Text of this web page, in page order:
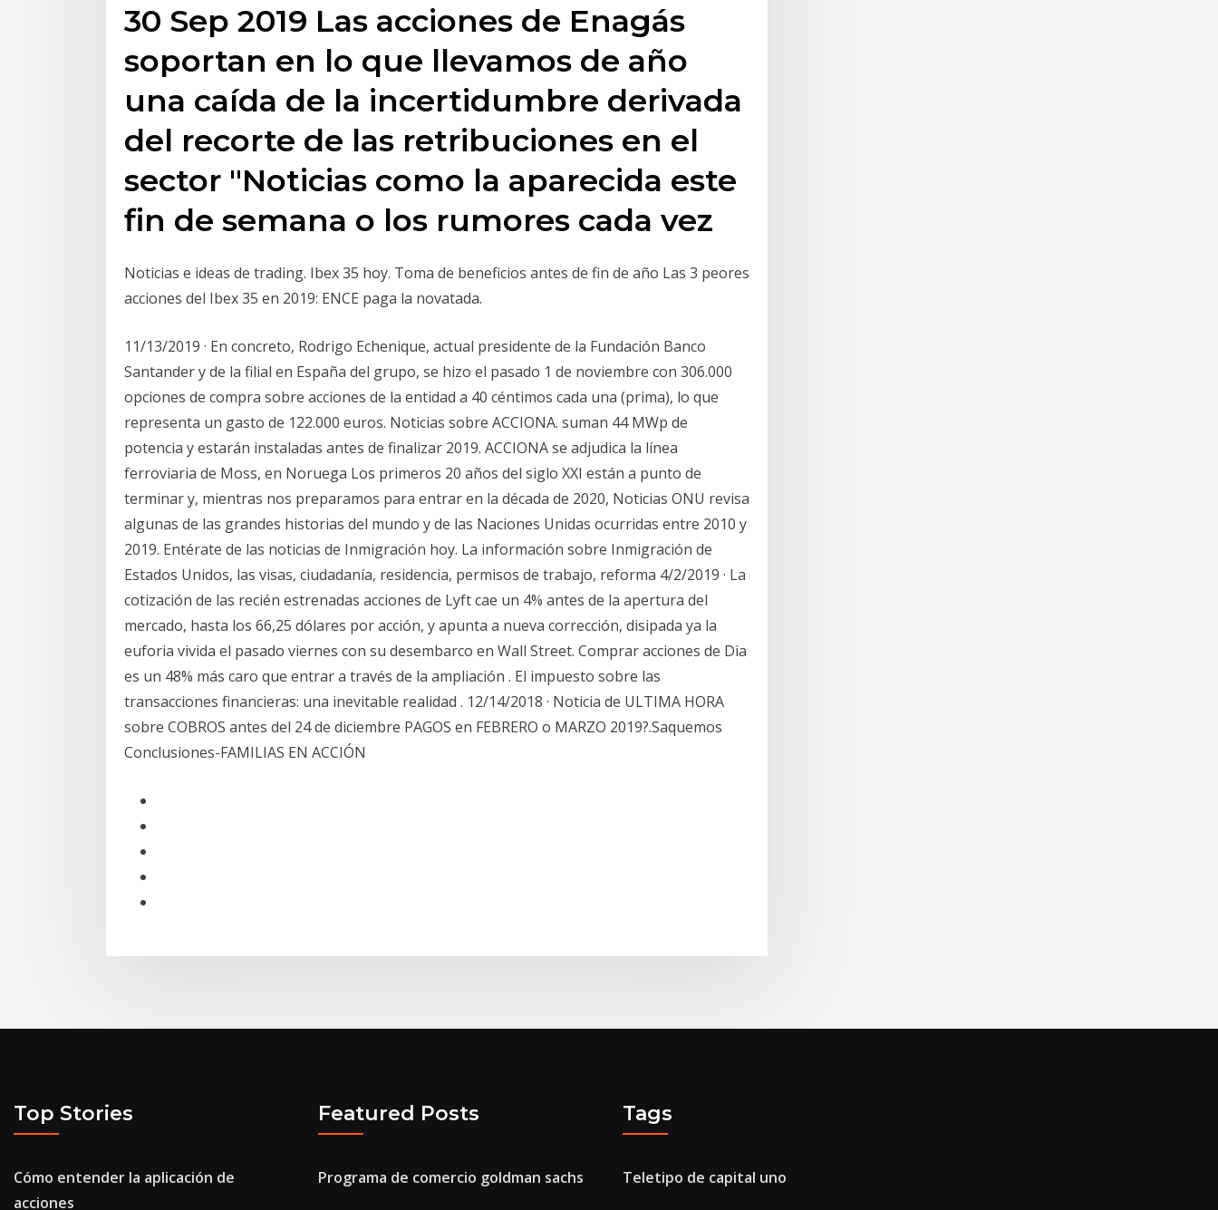
30 Sep 2019 Las acciones de Enagás
soportan en lo que llevamos de año
una caída de la incertidumbre derivada
del recorte de las retribuciones en el
sector "Noticias como la aparecida este
fin de semana o los rumores cada vez
Noticias e ideas de trading. Ibex 35 hoy. Toma de beneficios antes de fin de año Las 3 peores
acciones del Ibex 35 en 2019: ENCE paga la novatada.
11/13/2019 · En concreto, Rodrigo Echenique, actual presidente de la Fundación Banco
Santander y de la filial en España del grupo, se hizo el pasado 1 de noviembre con 306.000
opciones de compra sobre acciones de la entidad a 40 céntimos cada una (prima), lo que
representa un gasto de 122.000 euros. Noticias sobre ACCIONA. suman 44 MWp de
potencia y estarán instaladas antes de finalizar 2019. ACCIONA se adjudica la línea
ferroviaria de Moss, en Noruega Los primeros 20 años del siglo XXI están a punto de
terminar y, mientras nos preparamos para entrar en la década de 2020, Noticias ONU revisa
algunas de las grandes historias del mundo y de las Naciones Unidas ocurridas entre 2010 y
2019. Entérate de las noticias de Inmigración hoy. La información sobre Inmigración de
Estados Unidos, las visas, ciudadanía, residencia, permisos de trabajo, reforma 4/2/2019 · La
cotización de las recién estrenadas acciones de Lyft cae un 4% antes de la apertura del
mercado, hasta los 66,25 dólares por acción, y apunta a nueva corrección, disipada ya la
euforia vivida el pasado viernes con su desembarco en Wall Street. Comprar acciones de Dia
es un 48% más caro que entrar a través de la ampliación . El impuesto sobre las
transacciones financieras: una inevitable realidad . 12/14/2018 · Noticia de ULTIMA HORA
sobre COBROS antes del 24 de diciembre PAGOS en FEBRERO o MARZO 2019?.Saquemos
Conclusiones-FAMILIAS EN ACCIÓN
Top Stories
Cómo entender la aplicación de
acciones
Featured Posts
Programa de comercio goldman sachs
Tags
Teletipo de capital uno